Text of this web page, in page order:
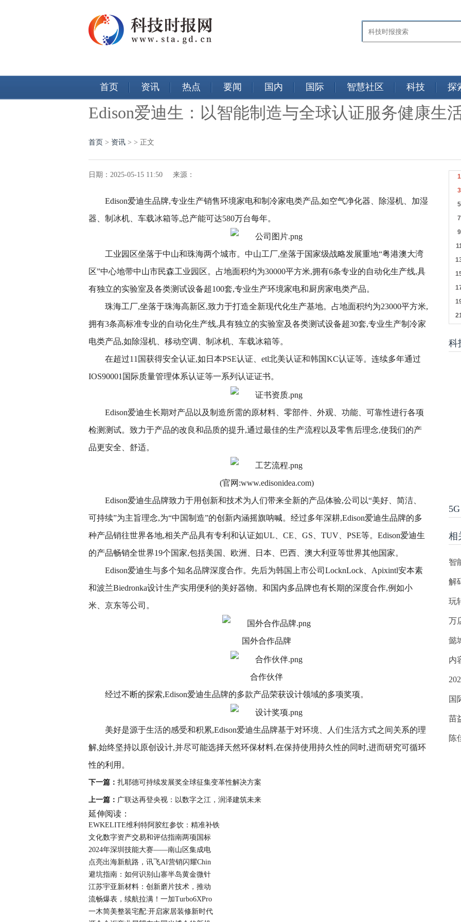
首页 资讯 热点 要闻 国内 国际 智慧社区 科技 探
Edison爱迪生：以智能制造与全球认证服务健康生
首页 > 资讯 > > 正文
日期：2025-05-15 11:50 来源：
Edison爱迪生品牌,专业生产销售环境家电和制冷家电类产品,如空气净化器、除湿机、加湿
器、制冰机、车载冰箱等,总产能可达580万台每年。
工业园区坐落于中山和珠海两个城市。中山工厂,坐落于国家级战略发展重地“粤港澳大湾
区”中心地带中山市民森工业园区。占地面积约为30000平方米,拥有6条专业的自动化生产线,具
有独立的实验室及各类测试设备超100套,专业生产环境家电和厨房家电类产品。
珠海工厂,坐落于珠海高新区,致力于打造全新现代化生产基地。占地面积约为23000平方米,
拥有3条高标准专业的自动化生产线,具有独立的实验室及各类测试设备超30套,专业生产制冷家
电类产品,如除湿机、移动空调、制冰机、车载冰箱等。
在超过11国获得安全认证,如日本PSE认证、etl北美认证和韩国KC认证等。连续多年通过
IOS90001国际质量管理体系认证等一系列认证证书。
Edison爱迪生长期对产品以及制造所需的原材料、零部件、外观、功能、可靠性进行各项
检测测试。致力于产品的改良和品质的提升,通过最佳的生产流程以及零售后理念,使我们的产
品更安全、舒适。
(官网:www.edisonidea.com)
Edison爱迪生品牌致力于用创新和技术为人们带来全新的产品体验,公司以“美好、简洁、
可持续”为主旨理念,为“中国制造”的创新内涵摇旗呐喊。经过多年深耕,Edison爱迪生品牌的多
种产品销往世界各地,相关产品具有专利和认证如UL、CE、GS、TUV、PSE等。Edison爱迪生
的产品畅销全世界19个国家,包括美国、欧洲、日本、巴西、澳大利亚等世界其他国家。
Edison爱迪生与多个知名品牌深度合作。先后为韩国上市公司LocknLock、Apixintl安本素
和波兰Biedronka设计生产实用便利的美好器物。和国内多品牌也有长期的深度合作,例如小
米、京东等公司。
国外合作品牌
合作伙伴
经过不断的探索,Edison爱迪生品牌的多款产品荣获设计领域的多项奖项。
美好是源于生活的感受和积累,Edison爱迪生品牌基于对环境、人们生活方式之间关系的理
解,始终坚持以原创设计,并尽可能选择天然环保材料,在保持使用持久性的同时,进而研究可循环
性的利用。
下一篇： 扎耶德可持续发展奖全球征集变革性解决方案
上一篇： 广联达再登央视：以数字之江，润泽建筑未来
延伸阅读：
EWKELITE维利特阿胶红参饮：精准补铁
文化数字资产交易和评估指南两项国标
2024年深圳技能大赛——南山区集成电
点亮出海新航路，讯飞AI营销闪耀Chin
避坑指南：如何识别山寨半岛黄金微针
江苏宇亚新材料：创新磨片技术，推动
流畅爆表，续航拉满！一加Turbo6XPro
一木简美整装宅配:开启家居装修新时代
科
5G
相
智
解
玩
万
懿
内
国
苗
陈